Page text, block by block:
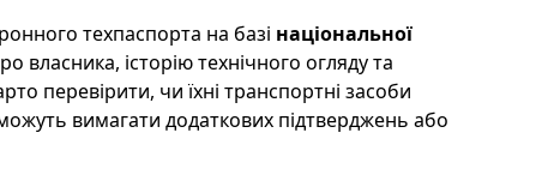
техпаспорта на базі національної
історію технічного огляду та
перевірити, чи їхні транспортні засоби
вимагати додаткових підтверджень або